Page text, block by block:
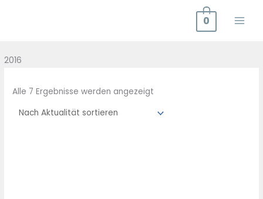
0
2016
Alle 7 Ergebnisse werden angezeigt